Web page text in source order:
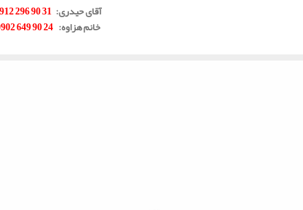
آقای حیدری:
31 90 296 0912
خانم هزاوه:
24 90 649 0902